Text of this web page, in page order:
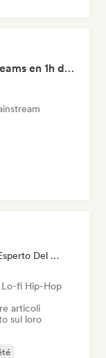
Booste ta sortie & tes streams en 1h de Coaching
Media/Giornalista, Mentore, Esperto Del Suono
fi Hip-Hop
articoli
sul loro